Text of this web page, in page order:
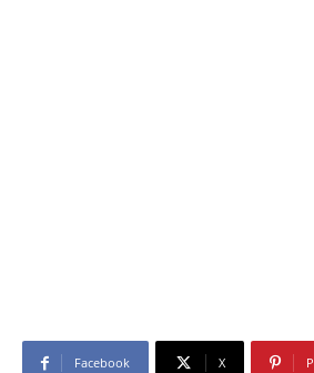
Facebook X